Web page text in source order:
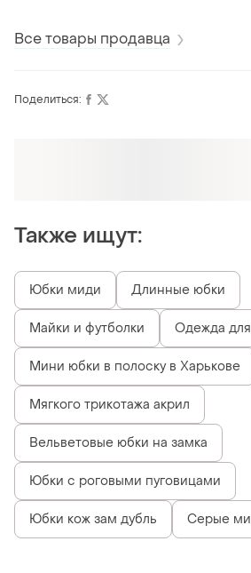
натурального
кашеміру, оригінал
Все товары продавца
Поделиться:
Также ищут:
Юбки миди Длинные юбки
Майки и футболки Одежда
Мини юбки в полоску в Харькове
Мягкого трикотажа акрил
Вельветовые юбки на замка
Юбки с роговыми пуговицами
Юбки кож зам дубль Серые